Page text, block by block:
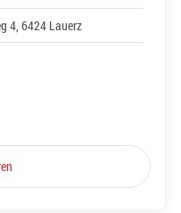
4, 6424 Lauerz